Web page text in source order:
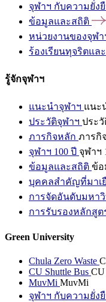
จุฬาฯ กับความยั่ง
ข้อมูลและสถิติ
หน่วยงานของจุฬา
ร้องเรียนทุจริตแ
รู้จักจุฬาฯ
แนะนำจุฬาฯ แนะ
ประวัติจุฬาฯ ประ
ภารกิจหลัก ภารกิ
จุฬาฯ 100 ปี จุฬาฯ
ข้อมูลและสถิติ ข้อ
บุคคลสำคัญที่มาเ
การจัดอันดับมหา
การรับรองหลักสูต
Green University
Chula Zero Waste
CU Shuttle Bus CU
MuvMi MuvMi
จุฬาฯ กับความยั่ง